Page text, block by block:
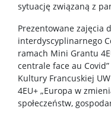
sytuację związaną z
Prezentowane zajęcia
interdyscyplinarnego
ramach Mini Grantu
centrale face au
Kultury Francuskiej
4EU+ „Europa w
społeczeństw,